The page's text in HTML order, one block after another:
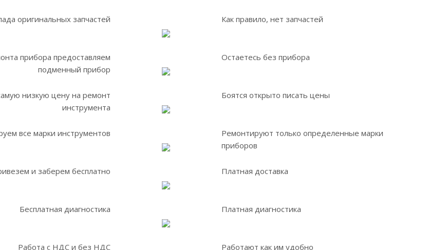
оригинальных запчастей
прибора предоставляем
подменный прибор
низкую цену на ремонт
инструмента
все марки инструментов
и заберем бесплатно
Бесплатная диагностика
Работа с НДС и без НДС
Как правило, нет запчастей
Остаетесь без прибора
Боятся открыто писать цены
Ремонтируют только определенные марки
приборов
Платная доставка
Платная диагностика
Работают как им удобно